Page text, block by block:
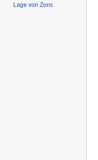
Lage von Zons